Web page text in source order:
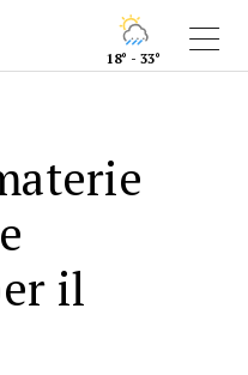
18° - 33°
il